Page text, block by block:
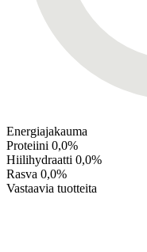
Energiajakauma
Proteiini 0,0%
Hiilihydraatti 0,0%
Rasva 0,0%
Vastaavia tuotteita